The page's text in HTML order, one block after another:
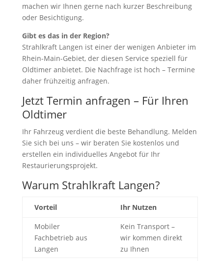
machen wir Ihnen gerne nach kurzer Beschreibung
oder Besichtigung.
Gibt es das in der Region?
Strahlkraft Langen ist einer der wenigen Anbieter im
Rhein-Main-Gebiet, der diesen Service speziell für
Oldtimer anbietet. Die Nachfrage ist hoch – Termine
daher frühzeitig anfragen.
Jetzt Termin anfragen – Für Ihren
Oldtimer
Ihr Fahrzeug verdient die beste Behandlung. Melden
Sie sich bei uns – wir beraten Sie kostenlos und
erstellen ein individuelles Angebot für Ihr
Restaurierungsprojekt.
Warum Strahlkraft Langen?
Vorteil Ihr Nutzen
Mobiler
Fachbetrieb aus
Langen
Kein Transport –
wir kommen direkt
zu Ihnen